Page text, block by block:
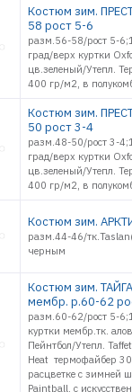
Костюм зим.
58 рост 5-6
разм.56-58/рост 5-
град/верх куртки
цв.зеленый/Утепл.
400 гр/м2, в
Костюм зим.
50 рост 3-4
разм.48-50/рост 3-
град/верх куртки
цв.зеленый/Утепл.
400 гр/м2, в
Костюм зим.
разм.44-46/
черным
Костюм зим.
мембр. р.60-62
разм.60-62/рост 5-
куртки мембр.тк.
Пейнтбол/Утепл.
Heat термофайбер
расцветке с зимней
Paintball, с